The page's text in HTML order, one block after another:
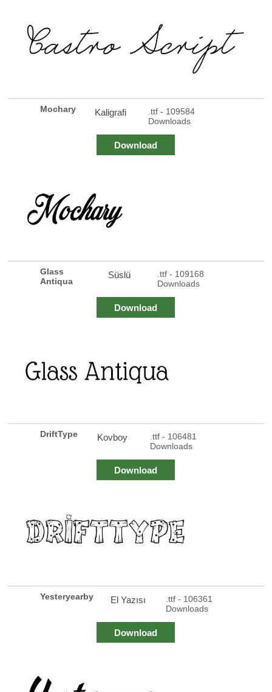
Mochary Kaligrafi
.ttf - 109584
Downloads
Download
Glass
Antiqua
Süslü
.ttf - 109168
Downloads
Download
DriftType Kovboy
.ttf - 106481
Downloads
Download
Yesteryearby El Yazısı
.ttf - 106361
Downloads
Download